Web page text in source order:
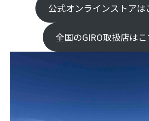
公式オンラインストアは
全国のGIRO取扱店は